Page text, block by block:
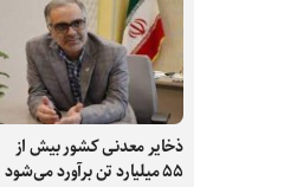
ذخایر معدنی کشور بیش از
۵۵ میلیارد تن برآورد می‌شود